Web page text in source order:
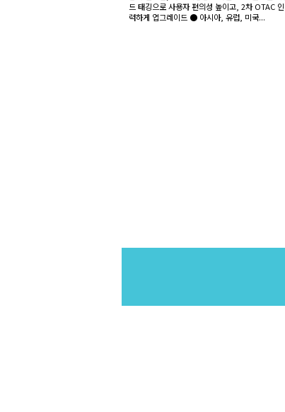
드 태깅으로 사용자 편의성 높이고, 2차 OTAC
력하게 업그레이드 ● 아시아, 유럽, 미국...